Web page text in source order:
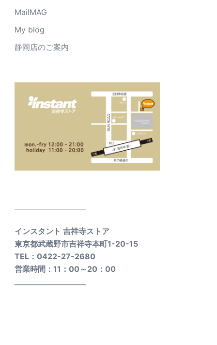
MailMAG
My blog
静岡店のご案内
インスタント 吉祥寺ストア
東京都武蔵野市吉祥寺本町1-20-15
TEL：0422-27-2680
営業時間：11：00～20：00